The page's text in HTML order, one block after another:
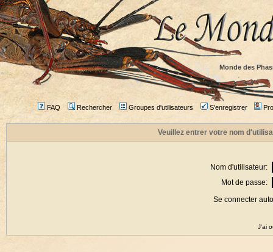
Monde des
FAQ Rechercher Groupes d'utilisateurs S'enregistrer
Veuillez entrer votre nom
Nom d'utilisateur:
Mot de passe:
Se connecter
J'ai